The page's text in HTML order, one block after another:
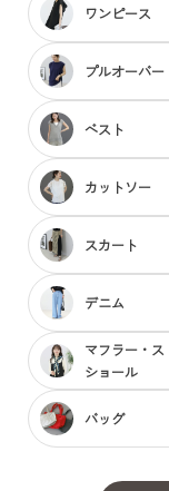
ワンピース
プルオーバー
ベスト
カットソー
スカート
デニム
マフラー・ス
ショール
バッグ